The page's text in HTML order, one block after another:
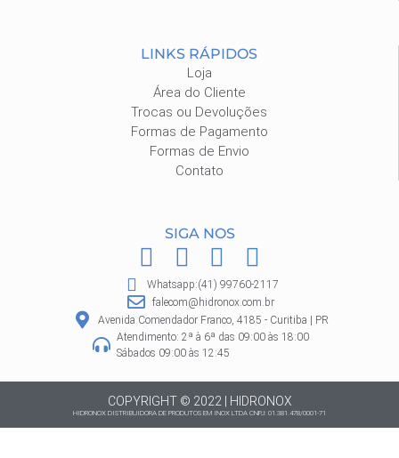
LINKS RÁPIDOS
Loja
Área do Cliente
Trocas ou Devoluções
Formas de Pagamento
Formas de Envio
Contato
SIGA NOS
F
a
c
e
b
o
o
k
I
n
s
t
a
g
r
a
P
i
n
t
e
r
e
s
W
h
a
t
a
p
p
Whatsapp:(41) 99760-2117
falecom@hidronox.com.br
Avenida Comendador Franco, 4185 - Curitiba | PR
Atendimento: 2ª à 6ª das 09:00 às 18:00
Sábados 09:00 às 12:45
COPYRIGHT © 2022 | HIDRONOX
HIDRONOX DISTRIBUIDORA DE PRODUTOS EM INOX LTDA CNPJ: 01.381.478/0001-71